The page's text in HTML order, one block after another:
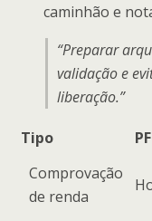
caminhão e
“Preparar
validação e
liberação.”
Tipo PF
Comprovação
de renda